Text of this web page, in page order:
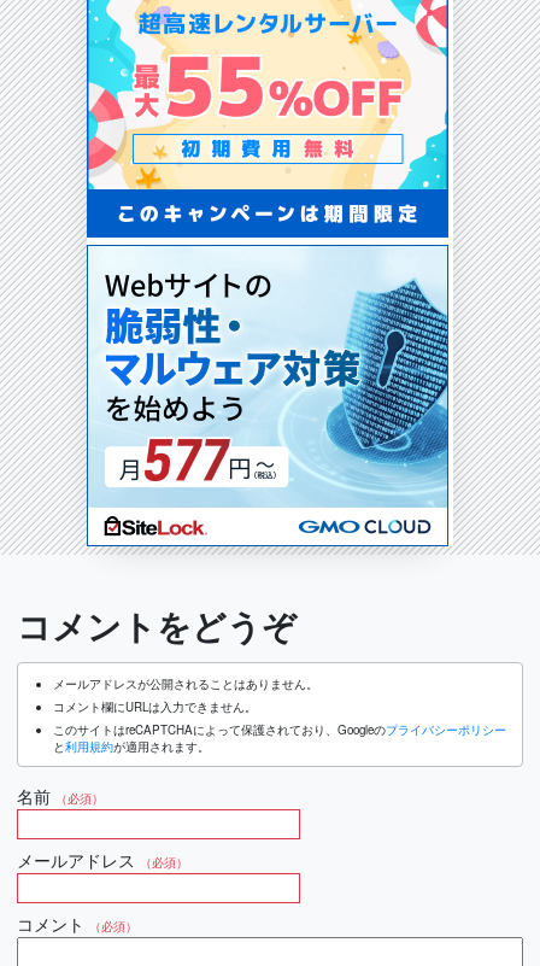
コメントをどうぞ
メールアドレスが公開されることはありません。
コメント欄にURLは入力できません。
このサイトはreCAPTCHAによって保護されており、Googleのプライバシーポリシー
と利用規約が適用されます。
名前 （必須）
メールアドレス （必須）
コメント （必須）